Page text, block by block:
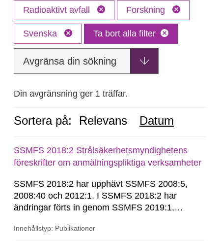
Radioaktivt avfall Forskning
Svenska Ta bort alla filter
Avgränsa din sökning
Din avgränsning ger 1 träffar.
Sortera på: Relevans Datum
SSMFS 2018:2 Strålsäkerhetsmyndighetens
föreskrifter om anmälningspliktiga verksamheter
SSMFS 2018:2 har upphävt SSMFS 2008:5,
2008:40 och 2012:1. I SSMFS 2018:2 har
ändringar förts in genom SSMFS 2019:1,
Innehållstyp: Publikationer